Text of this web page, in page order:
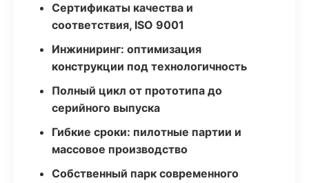
Сертификаты качества и
соответствия, ISO 9001
Инжиниринг: оптимизация
конструкции под технологичность
Полный цикл от прототипа до
серийного выпуска
Гибкие сроки: пилотные партии и
массовое производство
Собственный парк современного